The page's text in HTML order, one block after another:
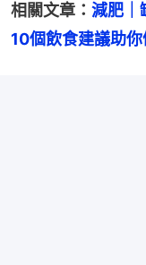
相關文章： 減肥｜
10個飲食建議助